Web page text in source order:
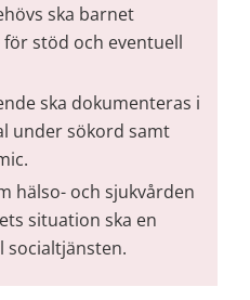
ska barnet
stöd och eventuell
ska dokumenteras i
under sökord samt
hälso- och sjukvården
situation ska en
socialtjänsten.